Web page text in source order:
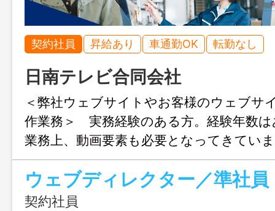
契約社員 昇給あり 車通勤OK 転勤なし
日南テレビ合同会社
＜弊社ウェブサイトやお客様のウェブサ
作業務＞ 実務経験のある方。経験年数
業務上、動画要素も必要となってきてい
ティブな仕事でもあることから想像力・
します。映像制作にご興味ある方、長く
る方の応募をお待ちしております。 顧
ウェブディレクター／準社員
契約社員